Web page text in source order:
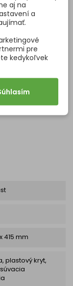
pre pracovné
kancelárske stoly aj
linky. Po zatlačení
vysunie nad
plochu a poskytne
prístup k
ho môžete opäť
plocha čistá a
Cena
41,09 €
Vložiť do košíka
415 mm
plastový kryt,
aj na
a
pre
kedykoľvek